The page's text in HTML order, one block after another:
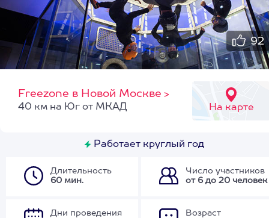
92
Freezone в Новой Москве >
На карте
40 км на Юг от МКАД
Работает круглый год
Длительность
60 мин.
Число участников
от 6 до 20 человек
Дни проведения
Возраст